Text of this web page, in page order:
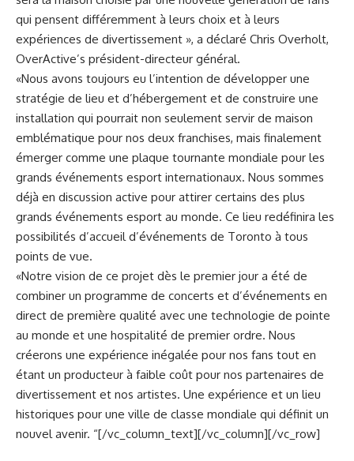
qui pensent différemment à leurs choix et à leurs
expériences de divertissement », a déclaré Chris Overholt,
OverActive’s président-directeur général.
«Nous avons toujours eu l’intention de développer une
stratégie de lieu et d’hébergement et de construire une
installation qui pourrait non seulement servir de maison
emblématique pour nos deux franchises, mais finalement
émerger comme une plaque tournante mondiale pour les
grands événements esport internationaux. Nous sommes
déjà en discussion active pour attirer certains des plus
grands événements esport au monde. Ce lieu redéfinira les
possibilités d’accueil d’événements de Toronto à tous
points de vue.
«Notre vision de ce projet dès le premier jour a été de
combiner un programme de concerts et d’événements en
direct de première qualité avec une technologie de pointe
au monde et une hospitalité de premier ordre. Nous
créerons une expérience inégalée pour nos fans tout en
étant un producteur à faible coût pour nos partenaires de
divertissement et nos artistes. Une expérience et un lieu
historiques pour une ville de classe mondiale qui définit un
nouvel avenir. “[/vc_column_text][/vc_column][/vc_row]